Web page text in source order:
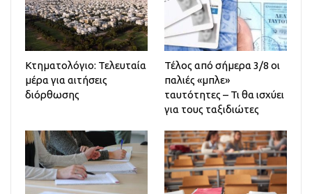
Κτηματολόγιο: Τελευταία
μέρα για αιτήσεις
διόρθωσης
Τέλος από σήμερα 3/8 οι
παλιές «μπλε»
ταυτότητες – Τι θα ισχύει
για τους ταξιδιώτες